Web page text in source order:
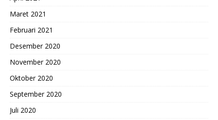
Maret 2021
Februari 2021
Desember 2020
November 2020
Oktober 2020
September 2020
Juli 2020